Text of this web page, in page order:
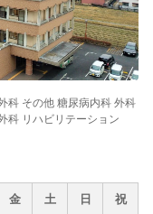
科 その他 糖尿病内科 外科
科 リハビリテーション
金 土 日 祝